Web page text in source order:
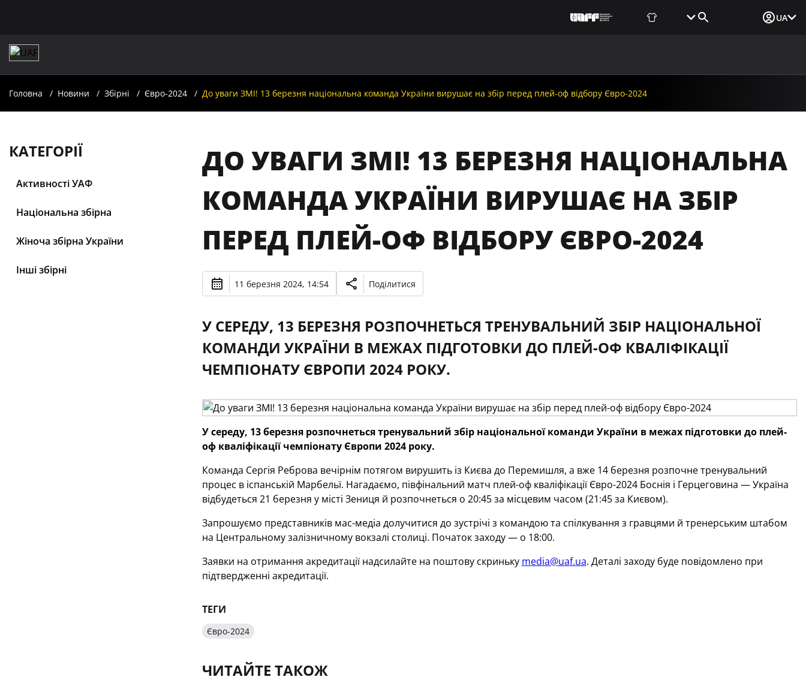
UA
Головна Новини Збірні Євро-2024 До уваги ЗМІ! 13 березня національна команда України вирушає на збір перед плей-оф відбору Євро-2024
КАТЕГОРІЇ
Активності УАФ
Національна збірна
Жіноча збірна України
Інші збірні
ДО УВАГИ ЗМІ! 13 БЕРЕЗНЯ НАЦІОНАЛЬНА
КОМАНДА УКРАЇНИ ВИРУШАЄ НА ЗБІР
ПЕРЕД ПЛЕЙ-ОФ ВІДБОРУ ЄВРО-2024
11 березня 2024, 14:54 Поділитися
У СЕРЕДУ, 13 БЕРЕЗНЯ РОЗПОЧНЕТЬСЯ ТРЕНУВАЛЬНИЙ ЗБІР НАЦІОНАЛЬНОЇ
КОМАНДИ УКРАЇНИ В МЕЖАХ ПІДГОТОВКИ ДО ПЛЕЙ-ОФ КВАЛІФІКАЦІЇ
ЧЕМПІОНАТУ ЄВРОПИ 2024 РОКУ.
У середу, 13 березня розпочнеться тренувальний збір національної команди України в межах підготовки до плей-
оф кваліфікації чемпіонату Європи 2024 року.
Команда Сергія Реброва вечірнім потягом вирушить із Києва до Перемишля, а вже 14 березня розпочне тренувальний
процес в іспанській Марбельї. Нагадаємо, півфінальний матч плей-оф кваліфікації Євро-2024 Боснія і Герцеговина — Україна
відбудеться 21 березня у місті Зениця й розпочнеться о 20:45 за місцевим часом (21:45 за Києвом).
Запрошуємо представників мас-медіа долучитися до зустрічі з командою та спілкування з гравцями й тренерським штабом
на Центральному залізничному вокзалі столиці. Початок заходу — о 18:00.
Заявки на отримання акредитації надсилайте на поштову скриньку media@uaf.ua. Деталі заходу буде повідомлено при
підтвердженні акредитації.
ТЕГИ
Євро-2024
ЧИТАЙТЕ ТАКОЖ